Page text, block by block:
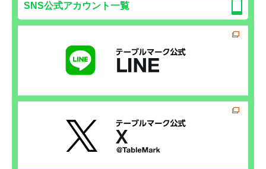
SNS公式アカウント一覧